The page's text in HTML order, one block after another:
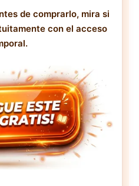
de comprarlo, mira si
con el acceso